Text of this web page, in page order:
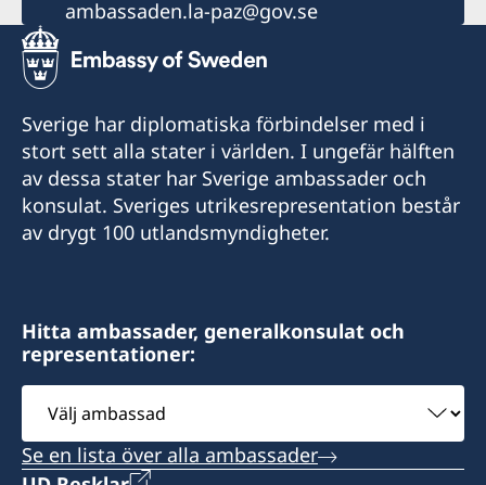
ambassaden.la-paz@gov.se
Sverige har diplomatiska förbindelser med i
stort sett alla stater i världen. I ungefär hälften
av dessa stater har Sverige ambassader och
konsulat. Sveriges utrikesrepresentation består
av drygt 100 utlandsmyndigheter.
Hitta ambassader, generalkonsulat och
representationer:
Välj
ambassad
Se en lista över alla ambassader